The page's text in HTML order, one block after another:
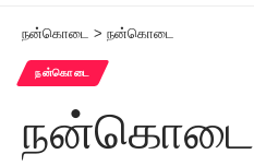
நன்கொடை > நன்கொடை
நன்கொடை
நன்கொடை